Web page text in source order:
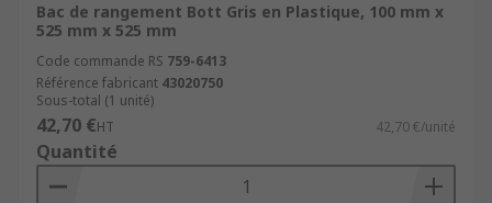
Bac de rangement Bott Gris en Plastique, 100 mm x
525 mm x 525 mm
Code commande RS 759-6413
Référence fabricant 43020750
Sous-total (1 unité)
42,70 €HT 42,70 €/unité
Quantité